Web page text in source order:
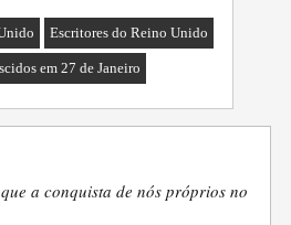
Escritores do Reino Unido
em 27 de Janeiro
a conquista de nós próprios no